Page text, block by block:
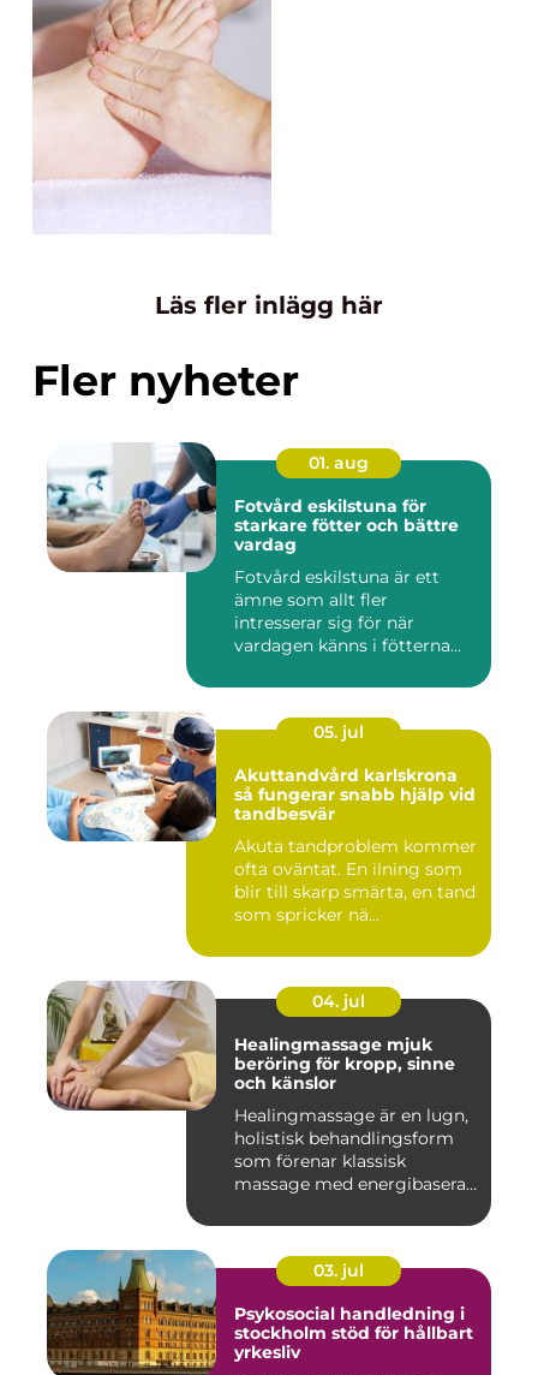
Läs fler inlägg här
Fler nyheter
01. aug
Fotvård eskilstuna för
starkare fötter och bättre
vardag
Fotvård eskilstuna är ett
ämne som allt fler
intresserar sig för när
vardagen känns i fötterna
05. jul
Akuttandvård karlskrona
så fungerar snabb hjälp vid
tandbesvär
Akuta tandproblem kommer
ofta oväntat. En ilning som
blir till skarp smärta, en tand
som spricker nä...
04. jul
Healingmassage mjuk
beröring för kropp, sinne
och känslor
Healingmassage är en lugn,
holistisk behandlingsform
som förenar klassisk
massage med energibaserad
03. jul
Psykosocial handledning i
stockholm stöd för hållbart
yrkesliv